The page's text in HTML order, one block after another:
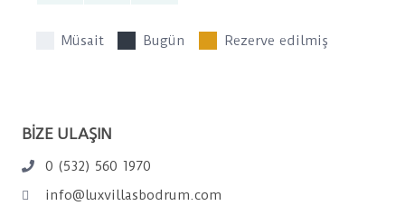
Müsait Bugün Rezerve edilmiş
BİZE ULAŞIN
0 (532) 560 1970
info@luxvillasbodrum.com